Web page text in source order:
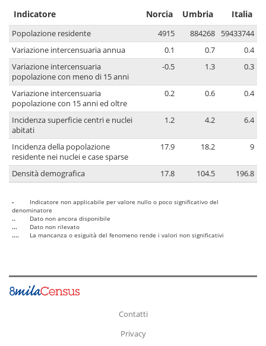
Indicatore Norcia Umbria Italia
Popolazione residente 4915 884268
59433744
Variazione intercensuaria annua
0.1 0.7
0.4
Variazione intercensuaria
popolazione con meno di 15 anni
-0.5 1.3 0.3
Variazione intercensuaria
popolazione con 15 anni ed oltre
0.2 0.6 0.4
Incidenza superficie centri e nuclei
abitati
1.2 4.2 6.4
Incidenza della popolazione
residente nei nuclei e case sparse
17.9 18.2 9
Densità demografica 17.8 104.5 196.8
-
Indicatore non applicabile per valore nullo o poco significativo del
denominatore
..
Dato non ancora disponibile
...
Dato non rilevato
....
La mancanza o esiguità del fenomeno rende i valori non significativi
Contatti
Privacy